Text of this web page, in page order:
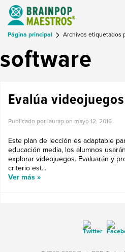
Página principal Archivos etiquetados
software
Evalúa videojuegos
Publicado por laurap on mayo 12, 2016
Este plan de lección es adaptable
educación media, los alumnos
explorar videojuegos. Evaluarán y
criterio est...
Ver más »